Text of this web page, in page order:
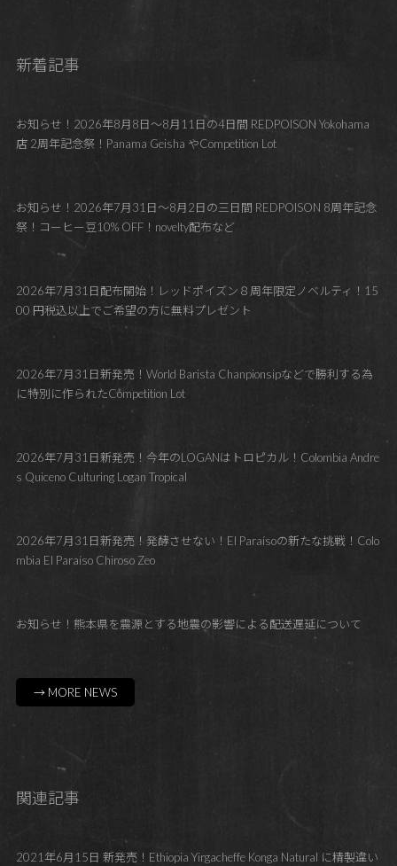
新着記事
お知らせ！2026年8月8日～8月11日の4日間 REDPOISON Yokohama
店 2周年記念祭！Panama Geisha やCompetition Lot
お知らせ！2026年7月31日～8月2日の三日間 REDPOISON 8周年記念
祭！コーヒー豆10% OFF！novelty配布など
2026年7月31日配布開始！レッドポイズン８周年限定ノベルティ！15
00 円税込以上でご希望の方に無料プレゼント
2026年7月31日新発売！World Barista Chanpionsipなどで勝利する為
に特別に作られたCompetition Lot
2026年7月31日新発売！今年のLOGANはトロピカル！Colombia Andre
s Quiceno Culturing Logan Tropical
2026年7月31日新発売！発酵させない！El Paraísoの新たな挑戦！Colo
mbia El Paraíso Chiroso Zeo
お知らせ！熊本県を震源とする地震の影響による配送遅延について
→ MORE NEWS
関連記事
2021年6月15日 新発売！Ethiopia Yirgacheffe Konga Natural に精製違い